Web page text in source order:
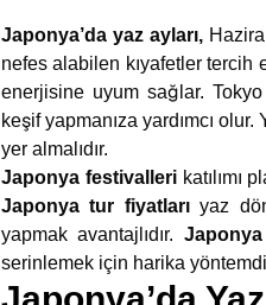
Japonya’da yaz ayları,
nefes alabilen kıyafetler
enerjisine uyum sağlar. Tokyo
keşif yapmanıza yardımcı
yer almalıdır.
Japonya festivallerikatılımı
Japonya tur fiyatlarıyaz
yapmak avantajlıdır.
serinlemek için harika